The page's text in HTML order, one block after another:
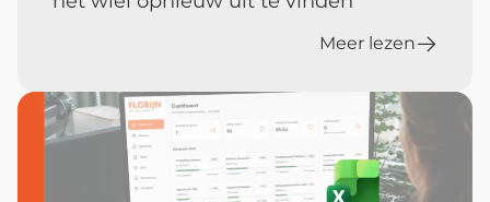
Meer lezen